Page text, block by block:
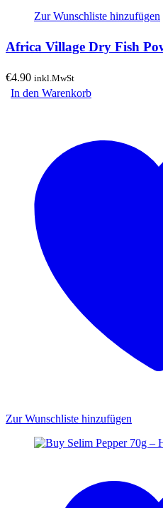
Zur Wunschliste hinzufügen
Africa Village Dry Fish
€4.90 inkl.MwSt
In den Warenkorb
Zur Wunschliste hinzufügen